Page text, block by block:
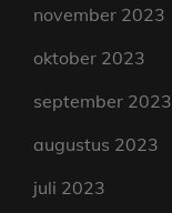
november 2023
oktober 2023
september 2023
augustus 2023
juli 2023